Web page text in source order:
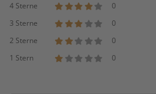
4 Sterne
0
3 Sterne
0
2 Sterne
0
1 Stern
0